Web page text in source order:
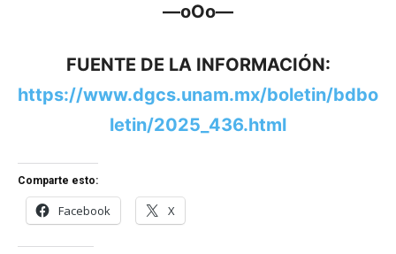
—oOo—
FUENTE DE LA INFORMACIÓN:
https://www.dgcs.unam.mx/boletin/bdbo
letin/2025_436.html
Comparte esto:
Facebook X